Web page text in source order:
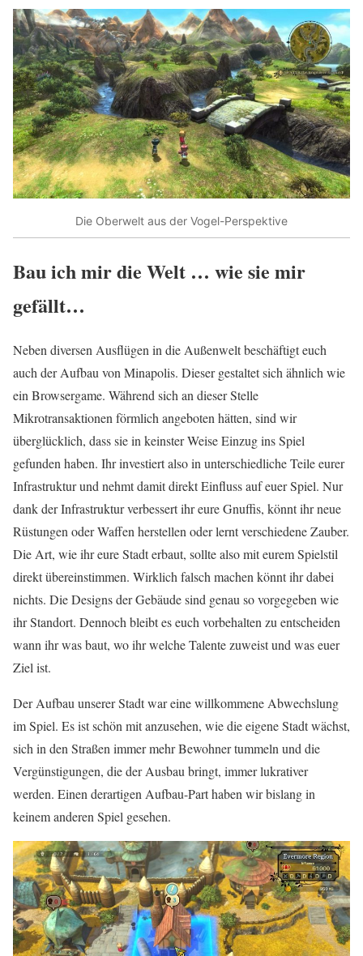
Die Oberwelt aus der Vogel-Perspektive
Bau ich mir die Welt … wie sie mir
gefällt…
Neben diversen Ausflügen in die Außenwelt beschäftigt euch
auch der Aufbau von Minapolis. Dieser gestaltet sich ähnlich wie
ein Browsergame. Während sich an dieser Stelle
Mikrotransaktionen förmlich angeboten hätten, sind wir
überglücklich, dass sie in keinster Weise Einzug ins Spiel
gefunden haben. Ihr investiert also in unterschiedliche Teile eurer
Infrastruktur und nehmt damit direkt Einfluss auf euer Spiel. Nur
dank der Infrastruktur verbessert ihr eure Gnuffis, könnt ihr neue
Rüstungen oder Waffen herstellen oder lernt verschiedene Zauber.
Die Art, wie ihr eure Stadt erbaut, sollte also mit eurem Spielstil
direkt übereinstimmen. Wirklich falsch machen könnt ihr dabei
nichts. Die Designs der Gebäude sind genau so vorgegeben wie
ihr Standort. Dennoch bleibt es euch vorbehalten zu entscheiden
wann ihr was baut, wo ihr welche Talente zuweist und was euer
Ziel ist.
Der Aufbau unserer Stadt war eine willkommene Abwechslung
im Spiel. Es ist schön mit anzusehen, wie die eigene Stadt wächst,
sich in den Straßen immer mehr Bewohner tummeln und die
Vergünstigungen, die der Ausbau bringt, immer lukrativer
werden. Einen derartigen Aufbau-Part haben wir bislang in
keinem anderen Spiel gesehen.